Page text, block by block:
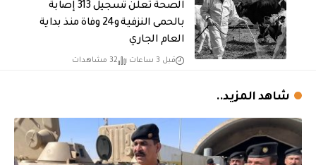
الصحة تعلن تسجيل 313 إصابة
بالحمى النزفية و24 وفاة منذ بداية
العام الجاري
قبل 3 ساعات 32 مشاهدات
شاهد المزيد..